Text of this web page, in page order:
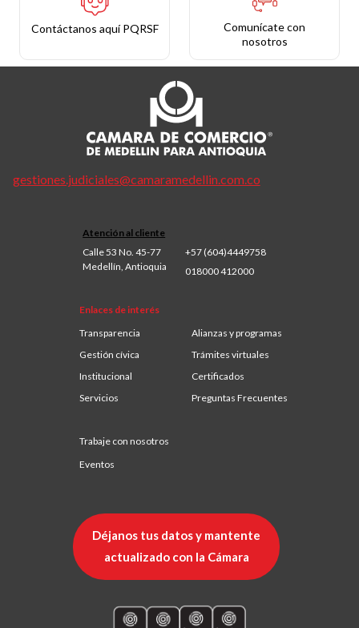
Contáctanos aquí PQRSF
Comunícate con
nosotros
gestiones.judiciales@camaramedellin.com.co
Atención al cliente
Calle 53 No. 45-77
Medellín, Antioquia
+57 (604)4449758
018000 412000
Enlaces de interés
Transparencia
Alianzas y programas
Gestión cívica
Trámites virtuales
Institucional
Certificados
Servicios
Preguntas Frecuentes
Trabaje con nosotros
Eventos
Déjanos tus datos y mantente
actualizado con la Cámara